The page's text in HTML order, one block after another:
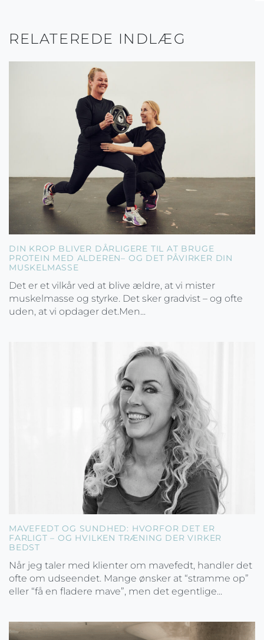
RELATEREDE INDLÆG
DIN KROP BLIVER DÅRLIGERE TIL AT BRUGE
PROTEIN MED ALDEREN– OG DET PÅVIRKER DIN
MUSKELMASSE
Det er et vilkår ved at blive ældre, at vi mister
muskelmasse og styrke. Det sker gradvist – og ofte
uden, at vi opdager det.Men...
MAVEFEDT OG SUNDHED: HVORFOR DET ER
FARLIGT – OG HVILKEN TRÆNING DER VIRKER
BEDST
Når jeg taler med klienter om mavefedt, handler det
ofte om udseendet. Mange ønsker at “stramme op”
eller “få en fladere mave”, men det egentlige...